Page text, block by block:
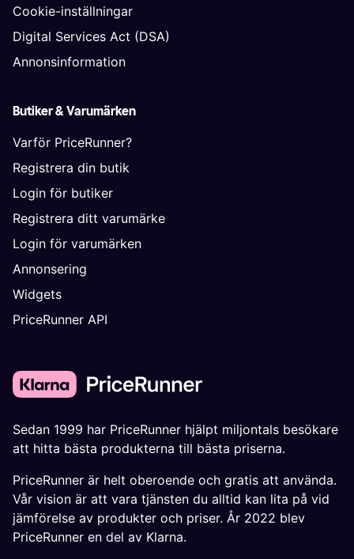
Cookie-inställningar
Digital Services Act (DSA)
Annonsinformation
Butiker & Varumärken
Varför PriceRunner?
Registrera din butik
Login för butiker
Registrera ditt varumärke
Login för varumärken
Annonsering
Widgets
PriceRunner API
Sedan 1999 har PriceRunner hjälpt miljontals besökare
att hitta bästa produkterna till bästa priserna.
PriceRunner är helt oberoende och gratis att använda.
Vår vision är att vara tjänsten du alltid kan lita på vid
jämförelse av produkter och priser. År 2022 blev
PriceRunner en del av Klarna.